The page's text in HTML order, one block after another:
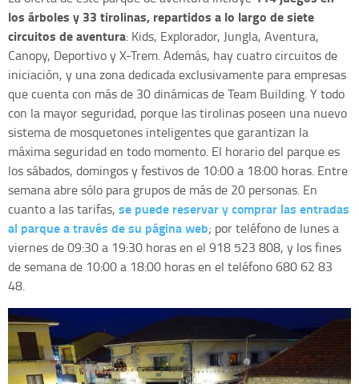
los árboles y 33 tirolinas, repartidos a lo largo de siete
circuitos de aventura: Kids, Explorador, Jungla, Aventura,
Canopy, Deportivo y X-Trem. Además, hay cuatro circuitos de
iniciación, y una zona dedicada exclusivamente para empresas
que cuenta con más de 30 dinámicas de Team Building. Y todo
con la mayor seguridad, porque las tirolinas poseen una nuevo
sistema de mosquetones inteligentes que garantizan la
máxima seguridad en todo momento. El horario del parque es
los sábados, domingos y festivos de 10:00 a 18:00 horas. Entre
semana abre sólo para grupos de más de 20 personas. En
cuanto a las tarifas, se puede reservar y comprar las entradas
al parque a través de su página web; por teléfono de lunes a
viernes de 09:30 a 19:30 horas en el 918 523 808, y los fines
de semana de 10:00 a 18:00 horas en el teléfono 680 62 83
48.